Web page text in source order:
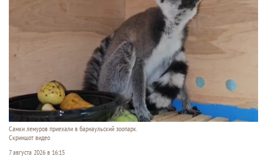
Самки лемуров приехали в барнаульский зоопарк.
Скриншот видео
7 августа 2026 в 16:15